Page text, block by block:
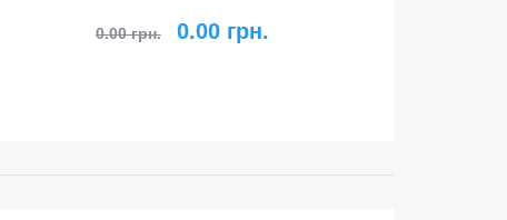
0.00 грн. 0.00 грн.